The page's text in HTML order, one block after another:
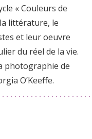
« Couleurs de
littérature, le
et leur oeuvre
du réel de la vie.
photographie de
O’Keeffe.